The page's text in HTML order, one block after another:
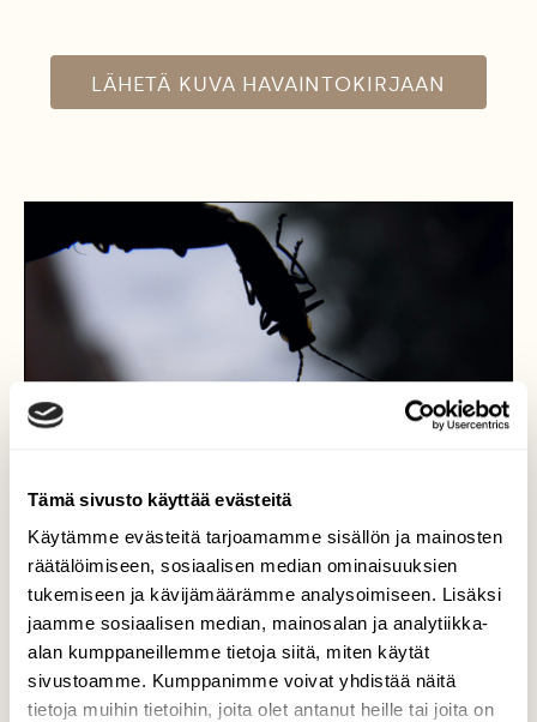
Tämä sivusto käyttää evästeitä
Käytämme evästeitä tarjoamamme sisällön ja mainosten
räätälöimiseen, sosiaalisen median ominaisuuksien
tukemiseen ja kävijämäärämme analysoimiseen. Lisäksi
jaamme sosiaalisen median, mainosalan ja analytiikka-
alan kumppaneillemme tietoja siitä, miten käytät
sivustoamme. Kumppanimme voivat yhdistää näitä
tietoja muihin tietoihin, joita olet antanut heille tai joita on
LÄHETÄ KUVA HAVAINTOKIRJAAN
Taiteellisuutta
Mitä olisikaan maailma ilman luontoa ?
Valokuvaaja: Kari Saarinen, Lempäälä 8.6.2020